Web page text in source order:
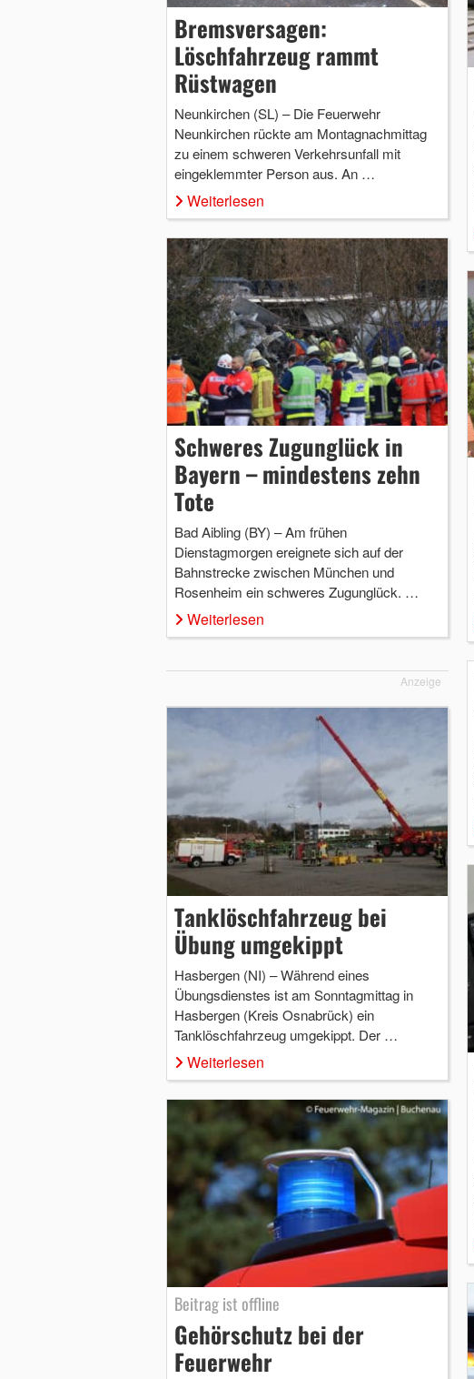
Bremsversagen:
Löschfahrzeug rammt
Rüstwagen
Neunkirchen (SL) – Die Feuerwehr
Neunkirchen rückte am Montagnachmittag
zu einem schweren Verkehrsunfall mit
eingeklemmter Person aus. An …
Weiterlesen
Schweres Zugunglück in
Bayern – mindestens zehn
Tote
Bad Aibling (BY) – Am frühen
Dienstagmorgen ereignete sich auf der
Bahnstrecke zwischen München und
Rosenheim ein schweres Zugunglück. …
Weiterlesen
Anzeige
Tanklöschfahrzeug bei
Übung umgekippt
Hasbergen (NI) – Während eines
Übungsdienstes ist am Sonntagmittag in
Hasbergen (Kreis Osnabrück) ein
Tanklöschfahrzeug umgekippt. Der …
Weiterlesen
Beitrag ist offline
Gehörschutz bei der
Feuerwehr